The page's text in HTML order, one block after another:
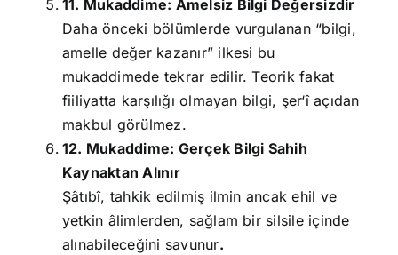
11. Mukaddime: Amelsiz Bilgi Değersizdir
Daha önceki bölümlerde vurgulanan “bilgi,
amelle değer kazanır” ilkesi bu
mukaddimede tekrar edilir. Teorik fakat
fiiliyatta karşılığı olmayan bilgi, şer‘î açıdan
makbul görülmez.
12. Mukaddime: Gerçek Bilgi Sahih
Kaynaktan Alınır
Şâtıbî, tahkik edilmiş ilmin ancak ehil ve
yetkin âlimlerden, sağlam bir silsile içinde
alınabileceğini savunur.